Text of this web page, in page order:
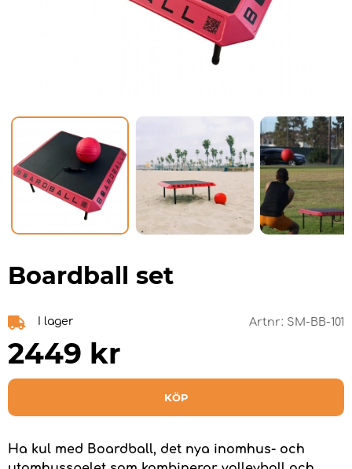
Boardball set
I lager Artnr: SM-BB-101
2449 kr
KÖP
Ha kul med Boardball, det nya inomhus- och